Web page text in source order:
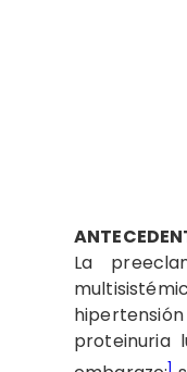
La
proteinuria
1